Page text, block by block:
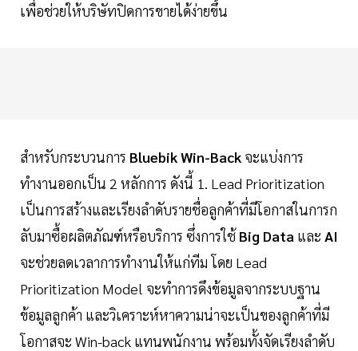
เพื่อช่วยให้บริษัทปิดการขายได้ง่ายขึ้น
สำหรับกระบวนการ Bluebik Win-Back จะแบ่งการ
ทำงานออกเป็น 2 หลักการ ดังนี้ 1. Lead Prioritization
เป็นการสร้างและเรียงลำดับรายชื่อลูกค้าที่มีโอกาสในการก
ลับมาซื้อผลิตภัณฑ์หรือบริการ ซึ่งการใช้Big Data และ AI
จะช่วยลดเวลาการทำงานให้แก่ทีม โดย Lead
Prioritization Model จะทำการดึงข้อมูลจากระบบฐาน
ข้อมูลลูกค้า และวิเคราะห์หาความน่าจะเป็นของลูกค้าที่มี
โอกาสจะ Win-back แทนพนักงาน พร้อมทั้งจัดเรียงลำดับ